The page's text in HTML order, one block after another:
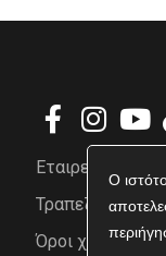
Ο
Εταιρεία
Τραπεζικοί
Όροι χρήσης